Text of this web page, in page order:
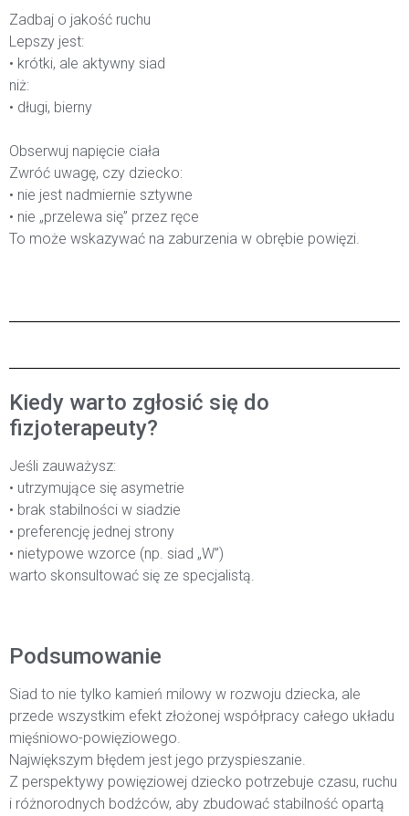
Zadbaj o jakość ruchu
Lepszy jest:
• krótki, ale aktywny siad
niż:
• długi, bierny
Obserwuj napięcie ciała
Zwróć uwagę, czy dziecko:
• nie jest nadmiernie sztywne
• nie „przelewa się” przez ręce
To może wskazywać na zaburzenia w obrębie powięzi.
Kiedy warto zgłosić się do
fizjoterapeuty?
Jeśli zauważysz:
• utrzymujące się asymetrie
• brak stabilności w siadzie
• preferencję jednej strony
• nietypowe wzorce (np. siad „W”)
warto skonsultować się ze specjalistą.
Podsumowanie
Siad to nie tylko kamień milowy w rozwoju dziecka, ale
przede wszystkim efekt złożonej współpracy całego układu
mięśniowo-powięziowego.
Największym błędem jest jego przyspieszanie.
Z perspektywy powięziowej dziecko potrzebuje czasu, ruchu
i różnorodnych bodźców, aby zbudować stabilność opartą